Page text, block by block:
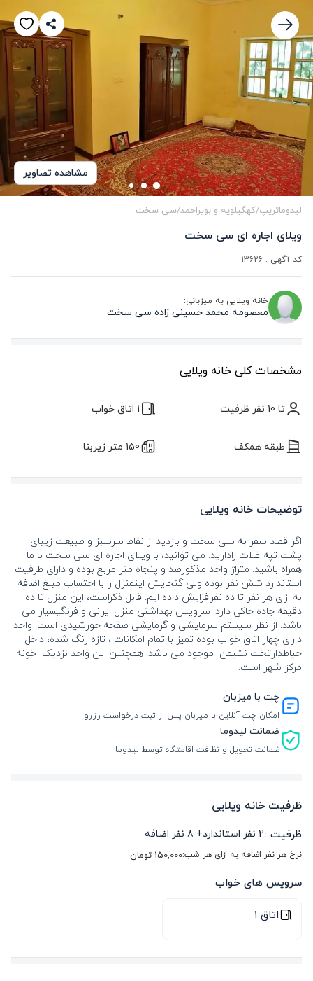
مشاهده تصاویر
لیدوماتریپ/کهگیلویه و بویراحمد/سی سخت
ویلای اجاره ای سی سخت
کد آگهی : 13626
خانه ویلایی به میزبانی:
معصومه محمد حسینی زاده سی سخت
مشخصات کلی خانه ویلایی
تا 10 نفر ظرفیت 1 اتاق خواب
طبقه همکف 150 متر زیربنا
توضیحات خانه ویلایی
اگر قصد سفر به سی سخت و بازدید از نقاط سرسبز و طبیعت زیبای
پشت تپه غلات رادارید. می توانید، با ویلای اجاره ای سی سخت با ما
همراه باشید. متراژ واحد مذکورصد و پنجاه متر مربع بوده و دارای ظرفیت
استاندارد شش نفر بوده ولی گنجایش اینمنزل را با احتساب مبلغ اضافه
به ازای هر نفر تا ده نفرافزایش داده ایم. قابل ذکراست، این منزل تا ده
دقیقه جاده خاکی دارد. سرویس بهداشتی منزل ایرانی و فرنگیسیار می
باشد. از نظر سیستم سرمایشی و گرمایشی صفحه خورشیدی است. واحد
دارای چهار اتاق خواب بوده تمیز با تمام امکانات ، تازه رنگ شده، داخل
حیاطدارتخت نشیمن موجود می باشد. همچنین این واحد نزدیک خونه
مرکز شهر است.
چت با میزبان
امکان چت آنلاین با میزبان پس از ثبت درخواست رزرو
ضمانت لیدوما
ضمانت تحویل و نظافت اقامتگاه توسط لیدوما
ظرفیت خانه ویلایی
ظرفیت :2 نفر استاندارد+
8 نفر اضافه
نرخ هر نفر اضافه به ازای هر شب:150,000 تومان
سرویس های خواب
اتاق ۱